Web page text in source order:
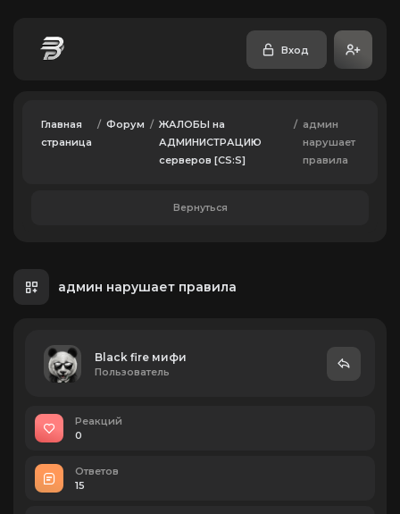
Вход
Главная
страница
/ Форум / ЖАЛОБЫ на
АДМИНИСТРАЦИЮ
серверов [CS:S]
/ админ
нарушает
правила
Вернуться
админ нарушает правила
Black fire мифи
Пользователь
Реакций
0
Ответов
15